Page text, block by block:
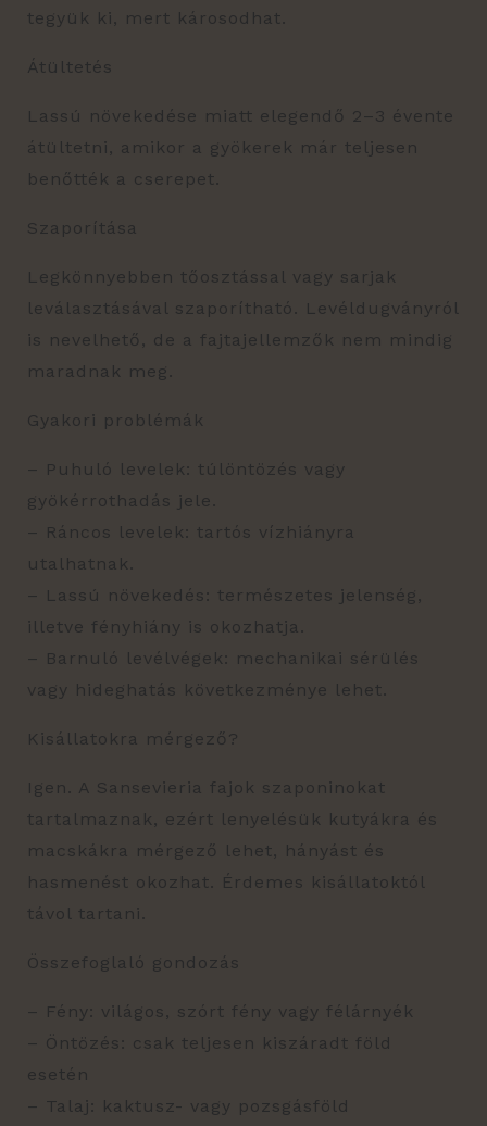
tegyük ki, mert károsodhat.
Átültetés
Lassú növekedése miatt elegendő 2–3 évente
átültetni, amikor a gyökerek már teljesen
benőtték a cserepet.
Szaporítása
Legkönnyebben tőosztással vagy sarjak
leválasztásával szaporítható. Levéldugványról
is nevelhető, de a fajtajellemzők nem mindig
maradnak meg.
Gyakori problémák
– Puhuló levelek: túlöntözés vagy
gyökérrothadás jele.
– Ráncos levelek: tartós vízhiányra
utalhatnak.
– Lassú növekedés: természetes jelenség,
illetve fényhiány is okozhatja.
– Barnuló levélvégek: mechanikai sérülés
vagy hideghatás következménye lehet.
Kisállatokra mérgező?
Igen. A Sansevieria fajok szaponinokat
tartalmaznak, ezért lenyelésük kutyákra és
macskákra mérgező lehet, hányást és
hasmenést okozhat. Érdemes kisállatoktól
távol tartani.
Összefoglaló gondozás
– Fény: világos, szórt fény vagy félárnyék
– Öntözés: csak teljesen kiszáradt föld
esetén
– Talaj: kaktusz- vagy pozsgásföld